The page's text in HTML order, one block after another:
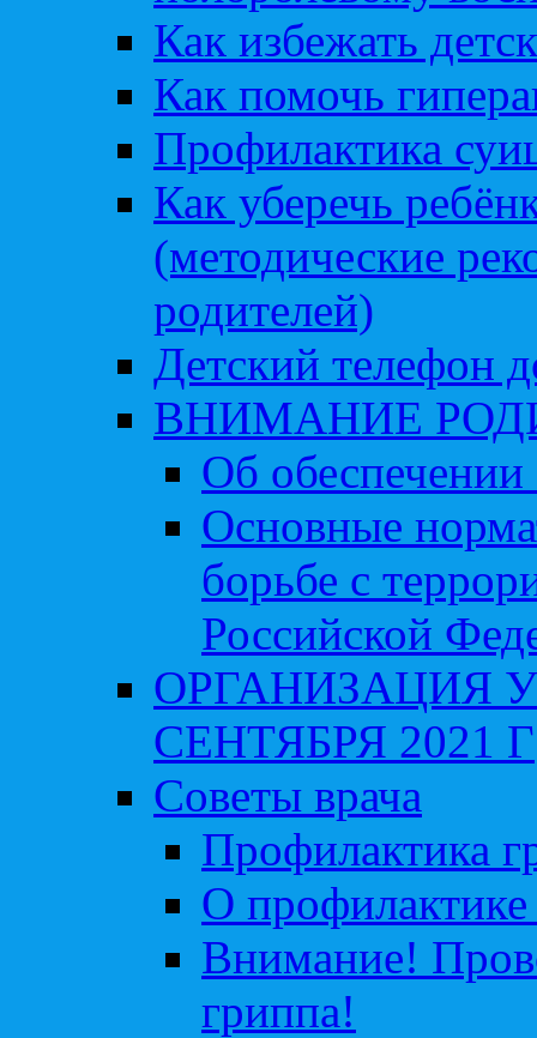
Как избежать
Как помочь
Профилактика
Как уберечь
(методические
родителей)
Детский телефон
ВНИМАНИЕ
Об обеспечении
Основные
борьбе с
Российской
ОРГАНИЗАЦИЯ
СЕНТЯБРЯ 2021 Г
Советы врача
Профилактика
О профилактике
Внимание!
гриппа!